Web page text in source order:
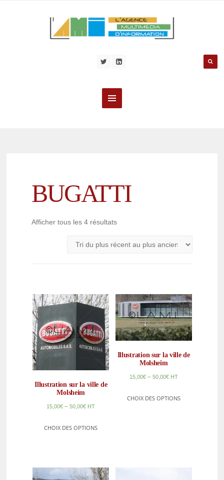
BUGATTI
Afficher tous les 4 résultats
Illustration sur la ville de
Molsheim
15,00€ –50,00€ HT
CHOIX DES OPTIONS
Illustration sur la ville de
Molsheim
15,00€– 50,00€ HT
CHOIX DES OPTIONS